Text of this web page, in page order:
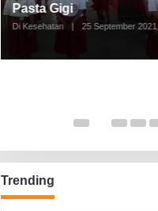
Pasta Gigi
Di Kesehatan | 25 September 2021
Polda NTT
Kabupaten Kupang